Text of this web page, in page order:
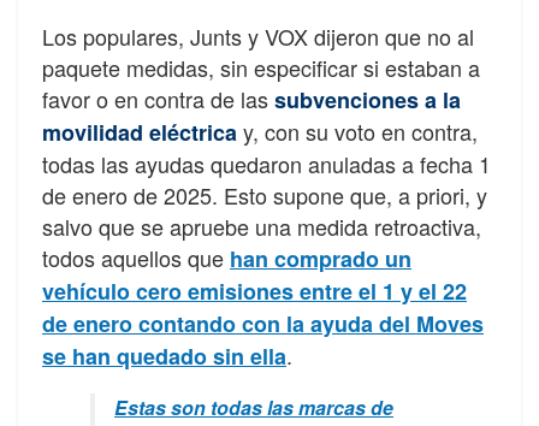
Los populares, Junts y VOX dijeron que no al
paquete medidas, sin especificar si estaban a
favor o en contra de lassubvenciones a la
movilidad eléctricay, con su voto en contra,
todas las ayudas quedaron anuladas a fecha 1
de enero de 2025. Esto supone que, a priori, y
salvo que se apruebe una medida retroactiva,
todos aquellos que han comprado un
vehículo cero emisiones entre el 1 y el 22
de enero contando con la ayuda del Moves
se han quedado sin ella.
Estas son todas las marcas de